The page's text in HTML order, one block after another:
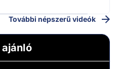
További népszerű videók